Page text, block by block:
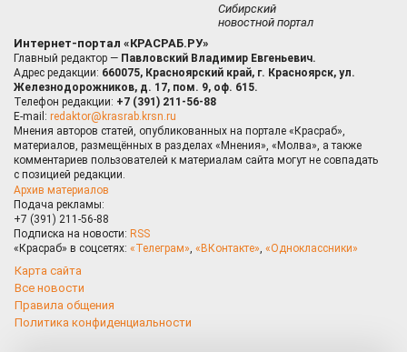
Сибирский
новостной портал
Интернет-портал «КРАСРАБ.РУ»
Главный редактор — Павловский Владимир Евгеньевич.
Адрес редакции: 660075, Красноярский край, г. Красноярск, ул.
Железнодорожников, д. 17, пом. 9, оф. 615.
Телефон редакции: +7 (391) 211-56-88
E-mail: redaktor@krasrab.krsn.ru
Мнения авторов статей, опубликованных на портале «Красраб»,
материалов, размещённых в разделах «Мнения», «Молва», а также
комментариев пользователей к материалам сайта могут не совпадать
с позицией редакции.
Архив материалов
Подача рекламы:
+7 (391) 211-56-88
Подписка на новости: RSS
«Красраб» в соцсетях: «Телеграм», «ВКонтакте», «Одноклассники»
Карта сайта
Все новости
Правила общения
Политика конфиденциальности